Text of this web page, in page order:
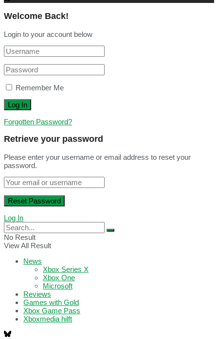
Welcome Back!
Login to your account below
Remember Me
Forgotten Password?
Retrieve your password
Please enter your username or email address to reset your
password.
Log In
No Result
View All Result
News
Xbox Series X
Xbox One
Microsoft
Reviews
Games with Gold
Xbox Game Pass
Xboxmedia hilft